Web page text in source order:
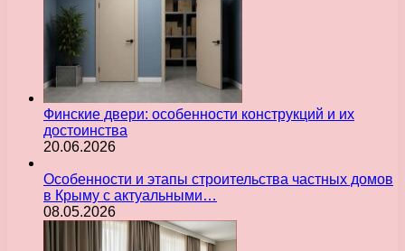
Финские двери: особенности конструкций и их
достоинства
20.06.2026
Особенности и этапы строительства частных домов
в Крыму с актуальными…
08.05.2026